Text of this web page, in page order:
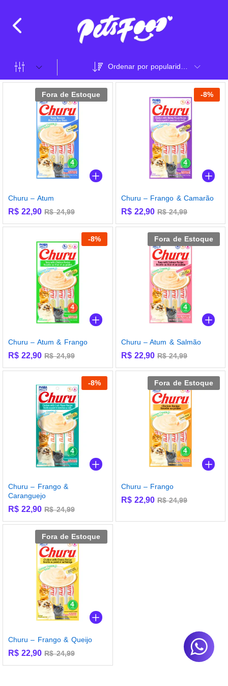
Fora de Estoque
Churu – Atum
R$ 22,90 R$24,99
-8%
Churu – Frango & Camarão
R$22,90 R$24,99
-8%
Churu – Atum & Frango
R$ 22,90 R$24,99
Fora de Estoque
Churu – Atum & Salmão
R$22,90 R$24,99
-8%
Churu – Frango &
Caranguejo
R$ 22,90 R$24,99
Fora de Estoque
Churu – Frango
R$22,90 R$24,99
Fora de Estoque
Churu – Frango & Queijo
R$ 22,90 R$24,99